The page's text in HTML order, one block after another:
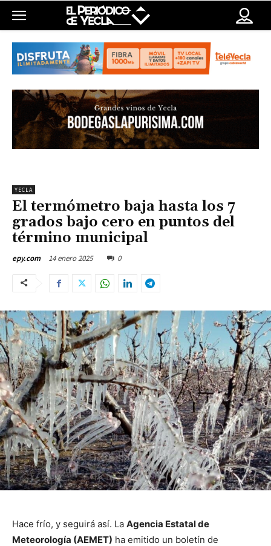
YECLA
El termómetro baja hasta los 7
grados bajo cero en puntos del
término municipal
epy.com 14 enero 2025 0
Hace frío, y seguirá así. La Agencia Estatal de
Meteorología (AEMET) ha emitido un boletín de